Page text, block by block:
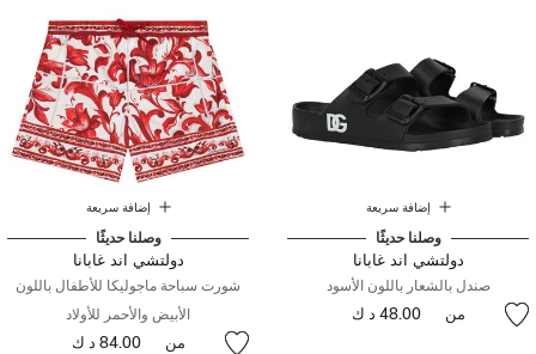
إضافة سريعة
وصلنا حديثًا
دولتشي اند غابانا
صندل بالشعار باللون الأسود
من 48.00 د ك
إضافة سريعة
وصلنا حديثًا
دولتشي اند غابانا
شورت سباحة ماجوليكا للأطفال باللون
الأبيض والأحمر للأولاد
من 84.00 د ك